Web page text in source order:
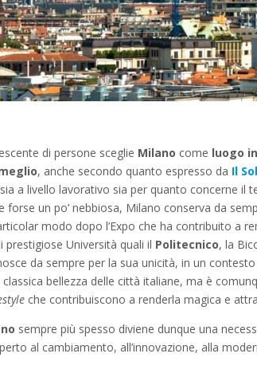
di persone sceglie Milano come luogo
, anche secondo quanto espresso da Il
sia a livello lavorativo sia per quanto concerne il
forse un po’ nebbiosa, Milano conserva da
modo dopo l’Expo che ha contribuito a
prestigiose Università quali il Politecnico, la
da sempre per la sua unicità, in un
classica bellezza delle città italiane, ma è
che contribuiscono a renderla magica e
sempre più spesso diviene dunque una
al cambiamento, all’innovazione, alla